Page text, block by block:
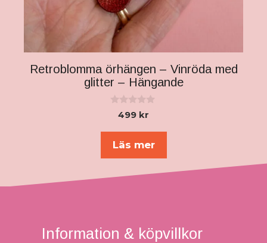
Retroblomma örhängen – Vinröda med
glitter – Hängande
499 kr
Läs mer
Information & köpvillkor